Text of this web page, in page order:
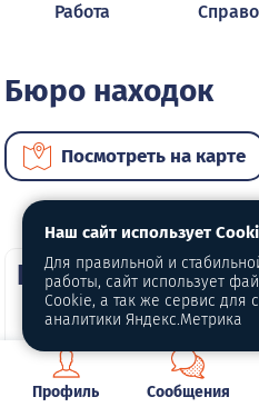
Работа
Бюро находок
Посмотреть на карте
Бюро находок
В этом разделе
найденных и
Профиль Сообщения
Наш сайт использует
Для правильной и
работы, сайт использует
Cookie, а так же сервис для
аналитики Яндекс.Метрика